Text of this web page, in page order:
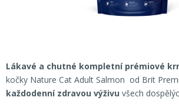
Lákavé a chutné kompletní prémiové
kočky Nature Cat Adult Salmon od Brit
každodenní zdravou výživu všech